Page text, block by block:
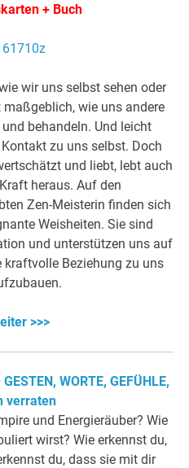
+ Buch
wir uns selbst sehen oder
wie uns andere
behandeln. Und leicht
zu uns selbst. Doch
und liebt, lebt auch
heraus. Auf den
Zen-Meisterin finden sich
Weisheiten. Sie sind
und unterstützen uns auf
kraftvolle Beziehung zu uns
>>>
WORTE, GEFÜHLE,
verraten
und Energieräuber? Wie
wirst? Wie erkennst du,
du, dass sie mit dir